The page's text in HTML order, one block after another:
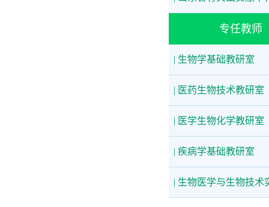
专任教师
| 生物学基础教研室
| 医药生物技术教研室
| 医学生物化学教研室
| 疾病学基础教研室
| 生物医学与生物技术